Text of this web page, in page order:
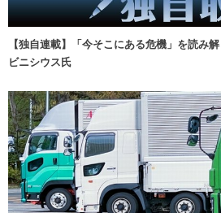
【独自連載】「今そこにある危機」を読み
ビニシウス氏